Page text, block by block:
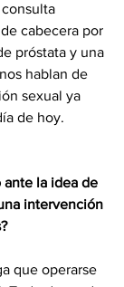
cabecera por
próstata y una
hablan de
sexual ya
de hoy.
ante la idea de
intervención
que operarse